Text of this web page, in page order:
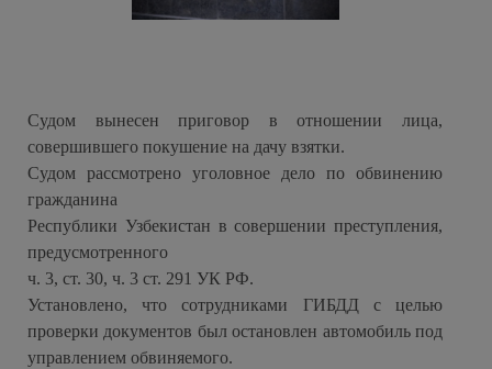
Судом вынесен приговор в отношении лица,
совершившего покушение на дачу взятки.
Судом рассмотрено уголовное дело по обвинению
гражданина
Республики Узбекистан в совершении преступления,
предусмотренного
ч. 3, ст. 30, ч. 3 ст. 291 УК РФ.
Установлено, что сотрудниками ГИБДД с целью
проверки документов был остановлен автомобиль под
управлением обвиняемого.